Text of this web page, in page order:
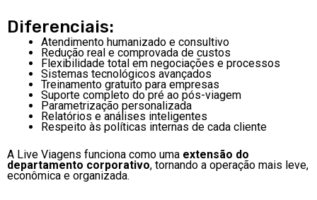
Diferenciais:
Atendimento humanizado e consultivo
Redução real e comprovada de custos
Flexibilidade total em negociações e processos
Sistemas tecnológicos avançados
Treinamento gratuito para empresas
Suporte completo do pré ao pós-viagem
Parametrização personalizada
Relatórios e análises inteligentes
Respeito às políticas internas de cada cliente
A Live Viagens funciona como uma extensão do
departamento corporativo, tornando a operação mais leve,
econômica e organizada.